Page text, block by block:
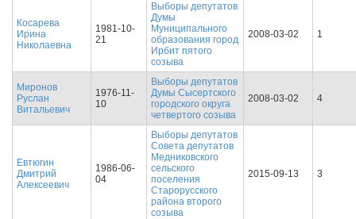
Косарева
Ирина
Николаевна
1981-10-
21
Выборы депутатов
Думы
Муниципального
образования город
Ирбит пятого
созыва
2008-03-02 1
Миронов
Руслан
Витальевич
1976-11-
10
Выборы депутатов
Думы Сысертского
городского округа
четвертого созыва
2008-03-02 4
Евтюгин
Дмитрий
Алексеевич
1986-06-
04
Выборы депутатов
Совета депутатов
Медниковского
сельского
поселения
Старорусского
района второго
созыва
2015-09-13 3